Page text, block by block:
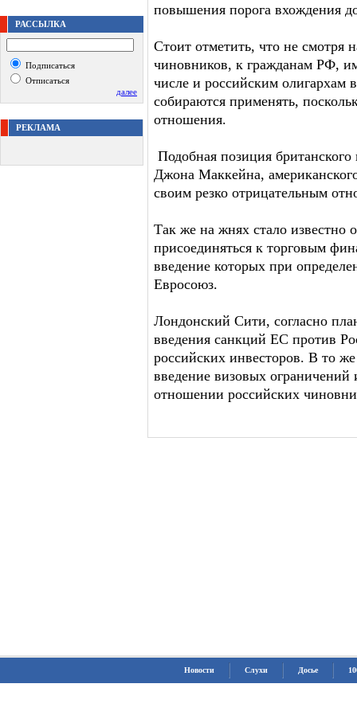
РАССЫЛКА
Подписаться
Отписаться
далее
РЕКЛАМА
повышения порога вхождения
Стоит отметить, что не смотря
чиновников, к гражданам РФ,
числе и российским олигархам
собираются применять,
отношения.
Подобная позиция
Джона Маккейна,
своим резко отрицательным
Так же на жнях стало известно
присоединяться к торговым
введение которых при
Евросоюз.
Лондонский Сити, согласно
введения санкций ЕС против
российских инвесторов. В то
введение визовых
отношении российских
Новости Слухи Досье